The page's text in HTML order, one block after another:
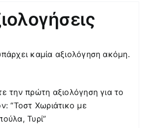
καμία αξιολόγηση ακόμη.
την πρώτη αξιολόγηση για το
“Τοστ Χωριάτικο με
Τυρί”